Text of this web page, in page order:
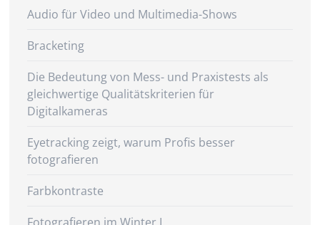
Audio für Video und Multimedia-Shows
Bracketing
Die Bedeutung von Mess- und Praxistests als
gleichwertige Qualitätskriterien für
Digitalkameras
Eyetracking zeigt, warum Profis besser
fotografieren
Farbkontraste